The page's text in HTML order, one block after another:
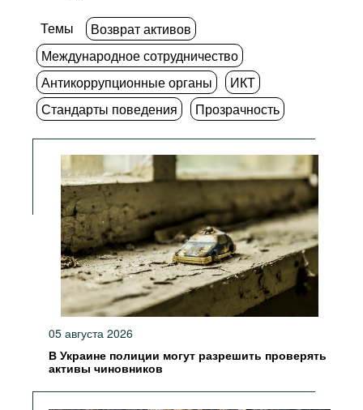
Темы
Возврат активов
Международное сотрудничество
Антикоррупционные органы
ИКТ
Стандарты поведения
Прозрачность
05 августа 2026
В Украине полиции могут разрешить проверять
активы чиновников